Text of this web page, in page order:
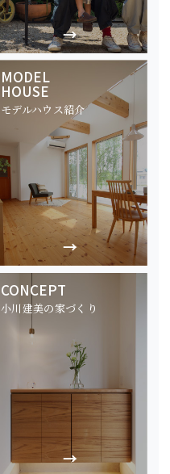
MODEL
HOUSE
モデルハウス紹介
CONCEPT
小川建美の家づくり